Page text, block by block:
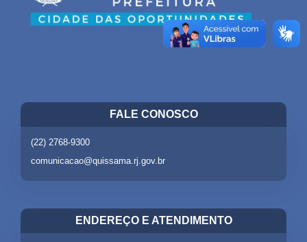
FALE CONOSCO
(22) 2768-9300
comunicacao@quissama.rj.gov.br
ENDEREÇO E ATENDIMENTO